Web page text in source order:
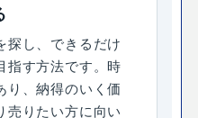
探し、できるだけ
指す方法です。時
り、納得のいく価
売りたい方に向い